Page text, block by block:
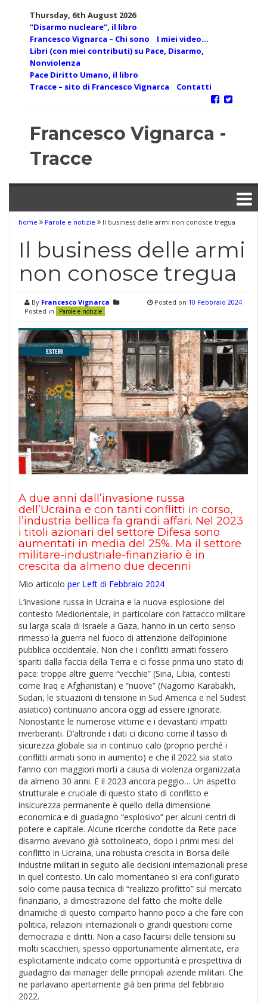
Thursday, 6th August 2026
“Disarmo nucleare”, il libro
Francesco Vignarca – Chi sono
I miei video…
Libri (con miei contributi) su Pace, Disarmo,
Nonviolenza
Pace Diritto Umano, il libro
Tracce – sito di Francesco Vignarca
Contatti
Francesco Vignarca -
Tracce
home Parole e notizie Il business delle armi non conosce tregua
Il business delle armi
non conosce tregua
By Francesco Vignarca
Posted in
Parole e notizie
Posted on 10 Febbraio 2024
A due anni dall’invasione russa
dell’Ucraina e con tanti conflitti in corso,
l’industria bellica fa grandi affari. Nel 2023
i titoli azionari del settore Difesa sono
aumentati in media del 25%. Ma il settore
militare-industriale-finanziario è in
crescita da almeno due decenni
Mio articolo per Left di Febbraio 2024
L’invasione russa in Ucraina e la nuova esplosione del
contesto Mediorientale, in particolare con l’attacco militare
su larga scala di Israele a Gaza, hanno in un certo senso
rimesso la guerra nel fuoco di attenzione dell’opinione
pubblica occidentale. Non che i conflitti armati fossero
spariti dalla faccia della Terra e ci fosse prima uno stato di
pace: troppe altre guerre “vecchie” (Siria, Libia, contesti
come Iraq e Afghanistan) e “nuove” (Nagorno Karabakh,
Sudan, le situazioni di tensione in Sud America e nel Sudest
asiatico) continuano ancora oggi ad essere ignorate.
Nonostante le numerose vittime e i devastanti impatti
riverberanti. D’altronde i dati ci dicono come il tasso di
sicurezza globale sia in continuo calo (proprio perché i
conflitti armati sono in aumento) e che il 2022 sia stato
l’anno con maggiori morti a causa di violenza organizzata
da almeno 30 anni. E il 2023 ancora peggio… Un aspetto
strutturale e cruciale di questo stato di conflitto e
insicurezza permanente è quello della dimensione
economica e di guadagno “esplosivo” per alcuni centri di
potere e capitale. Alcune ricerche condotte da Rete pace
disarmo avevano già sottolineato, dopo i primi mesi del
conflitto in Ucraina, una robusta crescita in Borsa delle
industrie militari in seguito alle decisioni internazionali prese
in quel contesto. Un calo momentaneo si era configurato
solo come pausa tecnica di “realizzo profitto” sul mercato
finanziario, a dimostrazione del fatto che molte delle
dinamiche di questo comparto hanno poco a che fare con
politica, relazioni internazionali o grandi questioni come
democrazia e diritti. Non a caso l’acuirsi delle tensioni su
molti scacchieri, spesso opportunamente alimentate, era
esplicitamente indicato come opportunità e prospettiva di
guadagno dai manager delle principali aziende militari. Che
ne parlavano apertamente già ben prima del febbraio
2022.